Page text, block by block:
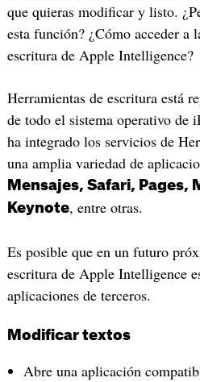
que quieras modificar y listo.
esta función? ¿Cómo acceder a
escritura de Apple Intelligence?
Herramientas de escritura está
de todo el sistema operativo de
ha integrado los servicios de
una amplia variedad de
Mensajes, Safari, Pages,
Keynote, entre otras.
Es posible que en un futuro
escritura de Apple Intelligence
aplicaciones de terceros.
Modificar textos
Abre una aplicación